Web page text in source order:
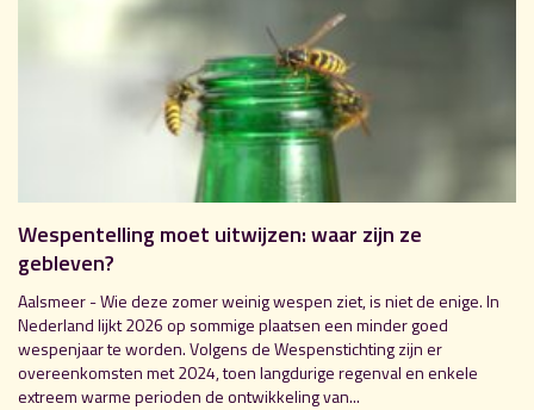
Wespentelling moet uitwijzen: waar zijn ze
gebleven?
Aalsmeer - Wie deze zomer weinig wespen ziet, is niet de enige. In
Nederland lijkt 2026 op sommige plaatsen een minder goed
wespenjaar te worden. Volgens de Wespenstichting zijn er
overeenkomsten met 2024, toen langdurige regenval en enkele
extreem warme perioden de ontwikkeling van...